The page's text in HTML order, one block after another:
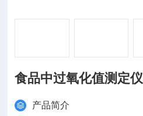
食品中过氧化值测定仪
产品简介